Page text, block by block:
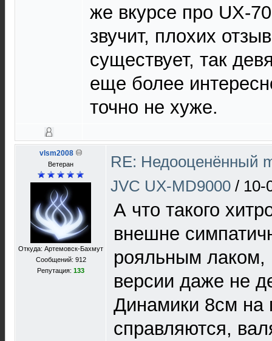
же вкурсе про UX-
звучит, плохих
существует, так
еще более
точно не хуже.
vlsm2008
Ветеран
Откуда: Артемовск-Бахмут
Сообщений: 912
Репутация: 133
RE: Недооценённый
JVC UX-MD9000 / 10-
А что такого
внешне
рояльным лаком,
версии даже не
Динамики 8см на
справляются,